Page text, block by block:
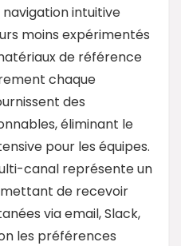
intuitive
moins expérimentés
de référence
chaque
des
éliminant le
pour les équipes.
canal représente un
de recevoir
via email, Slack,
les préférences